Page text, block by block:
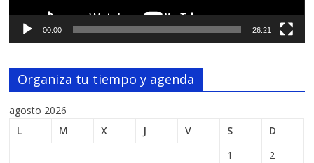
00:00 26:21
Organiza tu tiempo y agenda
agosto 2026
L
M X J V S
D
1
2